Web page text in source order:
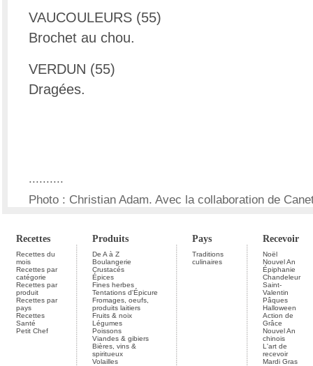
VAUCOULEURS (55)
Brochet au chou.
VERDUN (55)
Dragées.
..........
Photo : Christian Adam. Avec la collaboration de
Recettes Produits Pays Recevoir
Recettes du
mois
Recettes par
catégorie
Recettes par
produit
Recettes par
pays
Recettes
Santé
Petit Chef
De A à Z
Boulangerie
Crustacés
Épices
Fines herbes
Tentations d'Épicure
Fromages, oeufs,
produits laitiers
Fruits & noix
Légumes
Poissons
Viandes & gibiers
Bières, vins &
spiritueux
Volailles
Traditions
culinaires
Noël
Nouvel An
Épiphanie
Chandeleur
Saint-
Valentin
Pâques
Halloween
Action de
Grâce
Nouvel An
chinois
L'art de
recevoir
Mardi Gras